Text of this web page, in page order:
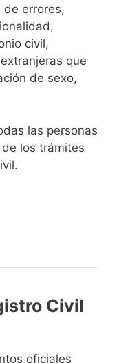
de errores,
civil,
que
de sexo,
las personas
los trámites
Civil
oficiales